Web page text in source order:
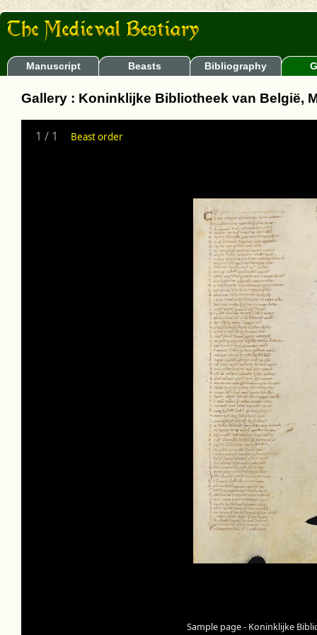
Manuscript Beasts Bibliography
Gallery : Koninklijke Bibliotheek van België,
1 / 1 Beast order
Sample page - Koninklijke